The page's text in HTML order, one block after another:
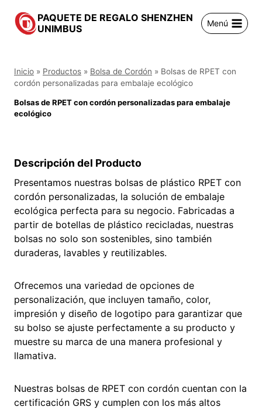
contenido
PAQUETE DE REGALO SHENZHEN
UNIMBUS
Menú
Inicio » Productos » Bolsa de Cordón » Bolsas de RPET con
cordón personalizadas para embalaje ecológico
Bolsas de RPET con cordón personalizadas para embalaje
ecológico
Descripción del Producto
Presentamos nuestras bolsas de plástico RPET con
cordón personalizadas, la solución de embalaje
ecológica perfecta para su negocio. Fabricadas a
partir de botellas de plástico recicladas, nuestras
bolsas no solo son sostenibles, sino también
duraderas, lavables y reutilizables.
Ofrecemos una variedad de opciones de
personalización, que incluyen tamaño, color,
impresión y diseño de logotipo para garantizar que
su bolso se ajuste perfectamente a su producto y
muestre su marca de una manera profesional y
llamativa.
Nuestras bolsas de RPET con cordón cuentan con la
certificación GRS y cumplen con los más altos